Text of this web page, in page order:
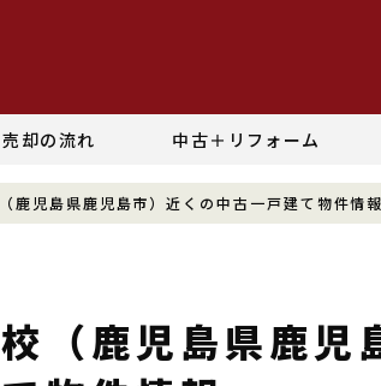
売却の流れ 中古＋リフォーム
鹿児島県鹿児島市）近くの中古一戸建て物件情報
（鹿児島県鹿児